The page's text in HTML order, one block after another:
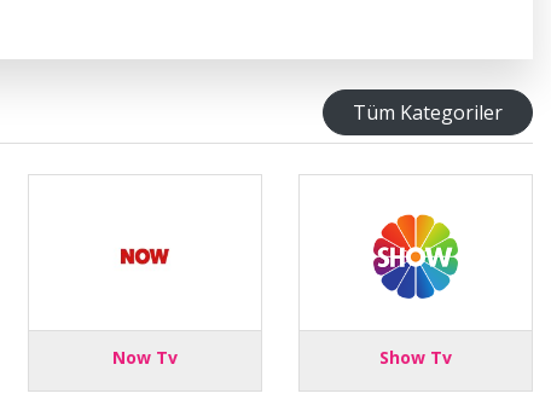
Tüm Kategoriler
Now Tv Show Tv